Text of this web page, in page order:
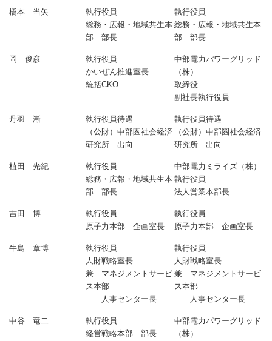
橋本 当矢
執行役員
総務・広報・地域共生本
部 部長
執行役員
総務・広報・地域共生本
部 部長
岡 俊彦
執行役員
かいぜん推進室長
統括CKO
中部電力パワーグリッド
（株）
取締役
副社長執行役員
丹羽 漸
執行役員待遇
（公財）中部圏社会経済
研究所 出向
執行役員待遇
（公財）中部圏社会経済
研究所 出向
植田 光紀
執行役員
総務・広報・地域共生本
部 部長
中部電力ミライズ（株）
執行役員
法人営業本部長
吉田 博
執行役員
原子力本部 企画室長
執行役員
原子力本部 企画室長
牛島 章博
執行役員
人財戦略室長
兼 マネジメントサービ
ス本部
人事センター長
執行役員
人財戦略室長
兼 マネジメントサービ
ス本部
人事センター長
中谷 竜二
執行役員
経営戦略本部 部長
中部電力パワーグリッド
（株）